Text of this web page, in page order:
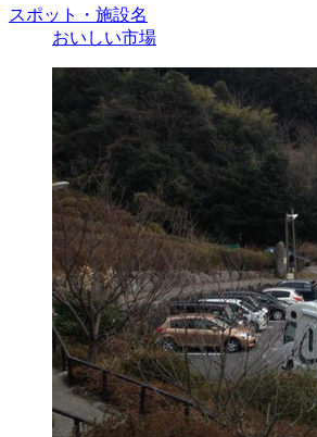
スポット・施設名
おいしい市場